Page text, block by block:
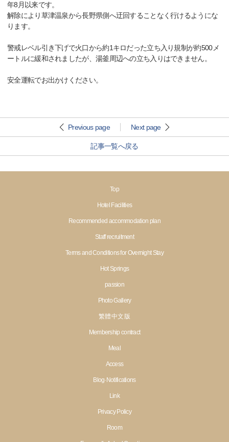
年8月以来です。
解除により草津温泉から長野県側へ迂回することなく行けるようにな
ります。
警戒レベル引き下げで火口から約1キロだった立ち入り規制が約500メ
ートルに緩和されましたが、湯釜周辺への立ち入りはできません。
安全運転でお出かけください。
Previous page Next page
記事一覧へ戻る
Top
Hotel Facilities
Recommended accommodation plan
Staff recruitment
Terms and Conditions for Overnight Stay
Hot Springs
passion
Photo Gallery
繁體 中文 版
Membership contract
Meal
Access
Blog·Notifications
Link
Privacy Policy
Room